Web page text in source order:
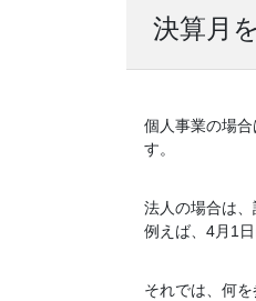
決算月
個人事業の場
す。
法人の場合は
例えば、4月1
それでは、何